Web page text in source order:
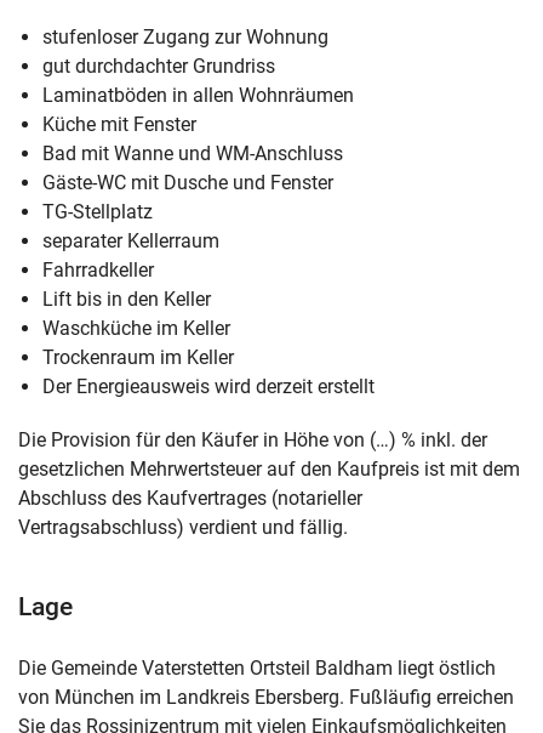
stufenloser Zugang zur Wohnung
gut durchdachter Grundriss
Laminatböden in allen Wohnräumen
Küche mit Fenster
Bad mit Wanne und WM-Anschluss
Gäste-WC mit Dusche und Fenster
TG-Stellplatz
separater Kellerraum
Fahrradkeller
Lift bis in den Keller
Waschküche im Keller
Trockenraum im Keller
Der Energieausweis wird derzeit erstellt
Die Provision für den Käufer in Höhe von (…) % inkl. der
gesetzlichen Mehrwertsteuer auf den Kaufpreis ist mit dem
Abschluss des Kaufvertrages (notarieller
Vertragsabschluss) verdient und fällig.
Lage
Die Gemeinde Vaterstetten Ortsteil Baldham liegt östlich
von München im Landkreis Ebersberg. Fußläufig erreichen
Sie das Rossinizentrum mit vielen Einkaufsmöglichkeiten